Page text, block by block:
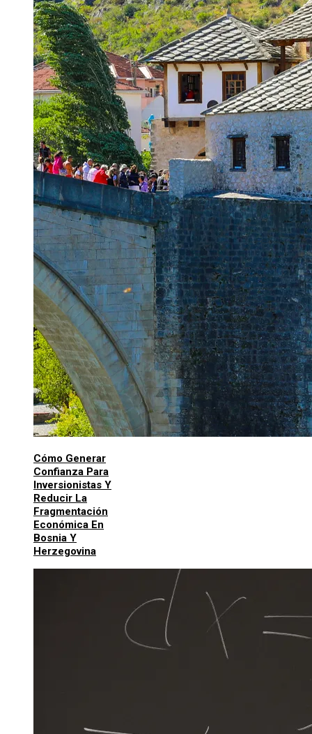
Cómo Generar
Confianza Para
Inversionistas Y
Reducir La
Fragmentación
Económica En
Bosnia Y
Herzegovina